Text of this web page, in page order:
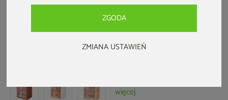
ZGODA
ZMIANA USTAWIEŃ
Sauna infrared Nordum Solea 2-
osobowa biała
+1
więcej